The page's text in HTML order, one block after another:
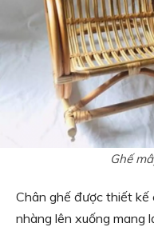
Ghế
Chân ghế được thiết kế
nhàng lên xuống mang